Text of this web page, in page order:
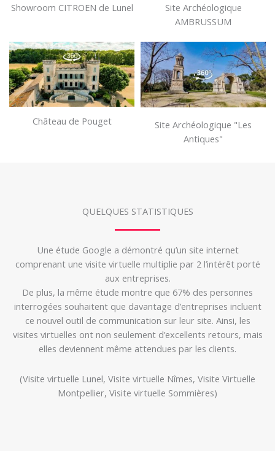
Showroom CITROEN de Lunel
Site Archéologique
AMBRUSSUM
Château de Pouget
Site Archéologique "Les
Antiques"
QUELQUES STATISTIQUES
Une étude Google a démontré qu’un site internet
comprenant une visite virtuelle multiplie par 2 l’intérêt porté
aux entreprises.
De plus, la même étude montre que 67% des personnes
interrogées souhaitent que davantage d’entreprises incluent
ce nouvel outil de communication sur leur site. Ainsi, les
visites virtuelles ont non seulement d’excellents retours, mais
elles deviennent même attendues par les clients.
(Visite virtuelle Lunel, Visite virtuelle Nîmes, Visite Virtuelle
Montpellier, Visite virtuelle Sommières)